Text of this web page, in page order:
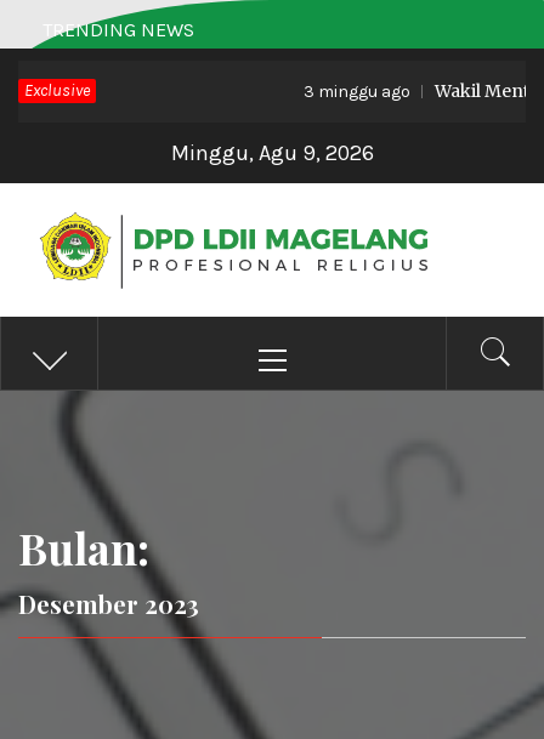
to
content
TRENDING NEWS
Exclusive 3 minggu ago Wakil Menteri
Minggu, Agu 9, 2026
DPD LDII MAGELANG
Profesional Religius
Menu
Bulan:
Desember 2023